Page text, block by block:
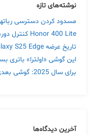
نوشته‌های تازه
مسدود کردن دسترسی
Honor 400 Lite کنترل دوربین را به گوشی‌های اقتصادی می‌آورد.
تاریخ عرضه Galaxy S25 Edge چه زمانی است
این گوشی «اولترا» باتری
برای سال 2025: گوشی بعدی خود را پیدا کنید
آخرین دیدگاه‌ها